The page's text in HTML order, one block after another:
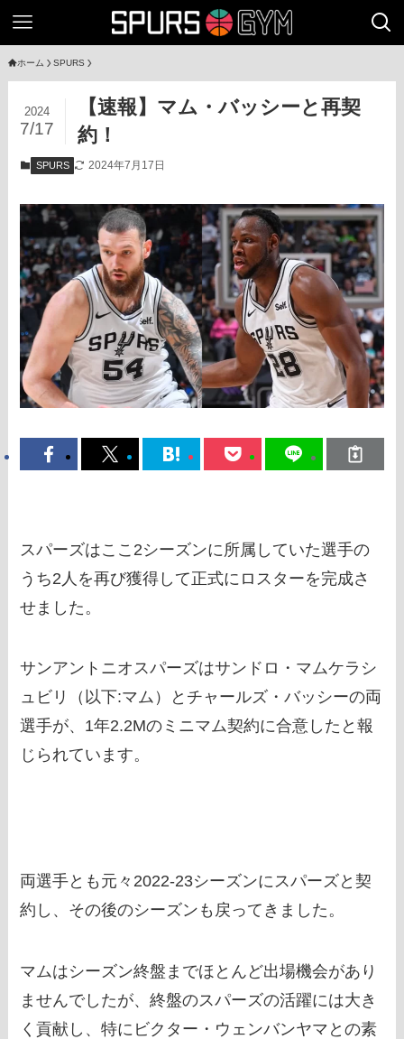
ホーム SPURS
【速報】マム・バッシーと再契
約！
2024
7/17
SPURS 2024年7月17日
スパーズはここ2シーズンに所属していた選手の
うち2人を再び獲得して正式にロスターを完成さ
せました。
サンアントニオスパーズはサンドロ・マムケラシ
ュビリ（以下:マム）とチャールズ・バッシーの両
選手が、1年2.2Mのミニマム契約に合意したと報
じられています。
両選手とも元々2022-23シーズンにスパーズと契
約し、その後のシーズンも戻ってきました。
マムはシーズン終盤までほとんど出場機会があり
ませんでしたが、終盤のスパーズの活躍には大き
く貢献し、特にビクター・ウェンバンヤマとの素